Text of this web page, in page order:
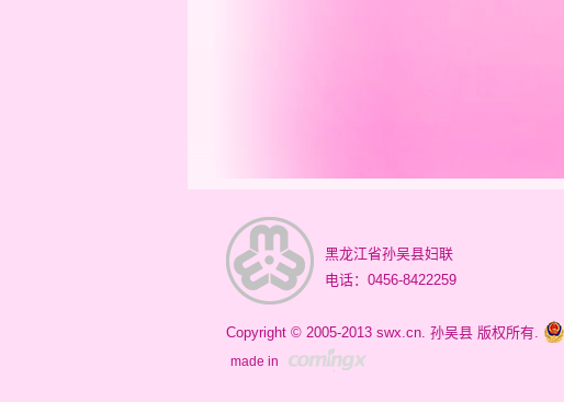
黑龙江省孙吴县妇联
电话：0456-8422259
Copyright © 2005-2013 swx.cn. 孙吴县 版权所有.
made in